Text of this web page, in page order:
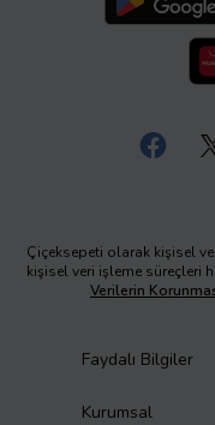
Çiçeksepeti olarak kişisel
kişisel veri işleme süreçleri
Verilerin
Faydalı Bilgiler
Kurumsal